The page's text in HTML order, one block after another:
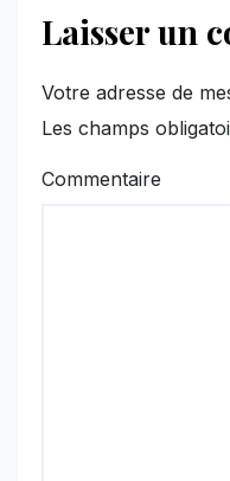
Laisser un
Votre adresse de
Les champs
Commentaire